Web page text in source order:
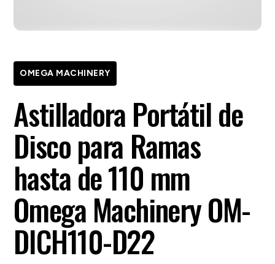
OMEGA MACHINERY
Astilladora Portátil de
Disco para Ramas
hasta de 110 mm
Omega Machinery OM-
DICH110-D22